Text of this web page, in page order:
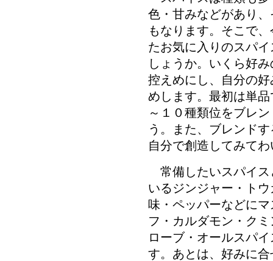
色・甘みなどがあり
もなります。そこで
たお気に入りのスパ
しょうか。いくら好
控えめにし、自分の
めします。最初は単
～１０種類位をブレ
う。また、ブレンド
自分で創造してみて
常備したいスパイス
いるジンジャー・ト
味・ペッパーなどに
フ・カルダモン・ク
ローブ・オールスパ
す。あとは、好みに